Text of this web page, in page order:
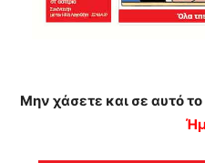
Μην χάσετε και σε αυτό